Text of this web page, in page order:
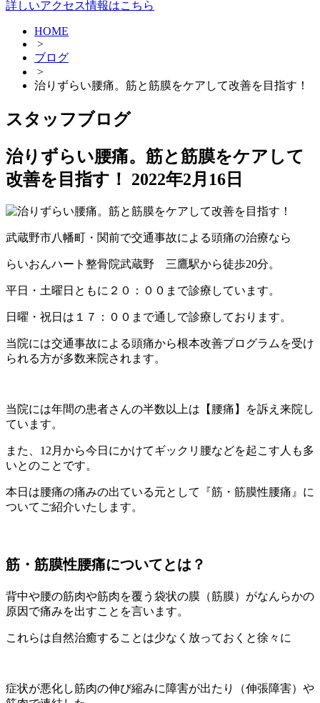
詳しいアクセス情報はこちら
HOME
>
ブログ
>
治りずらい腰痛。筋と筋膜をケアして改善を目指す！
スタッフブログ
治りずらい腰痛。筋と筋膜をケアして
改善を目指す！
2022年2月16日
武蔵野市八幡町・関前で交通事故による頭痛の治療なら
らいおんハート整骨院武蔵野 三鷹駅から徒歩20分。
平日・土曜日ともに２０：００まで診療しています。
日曜・祝日は１７：００まで通しで診療しております。
当院には交通事故による頭痛から根本改善プログラムを受け
られる方が多数来院されます。
当院には年間の患者さんの半数以上は【腰痛】を訴え来院し
ています。
また、12月から今日にかけてギックリ腰などを起こす人も多
いとのことです。
本日は腰痛の痛みの出ている元として『筋・筋膜性腰痛』に
ついてご紹介いたします。
筋・筋膜性腰痛についてとは？
背中や腰の筋肉や筋肉を覆う袋状の膜（筋膜）がなんらかの
原因で痛みを出すことを言います。
これらは自然治癒することは少なく放っておくと徐々に
症状が悪化し筋肉の伸び縮みに障害が出たり（伸張障害）や